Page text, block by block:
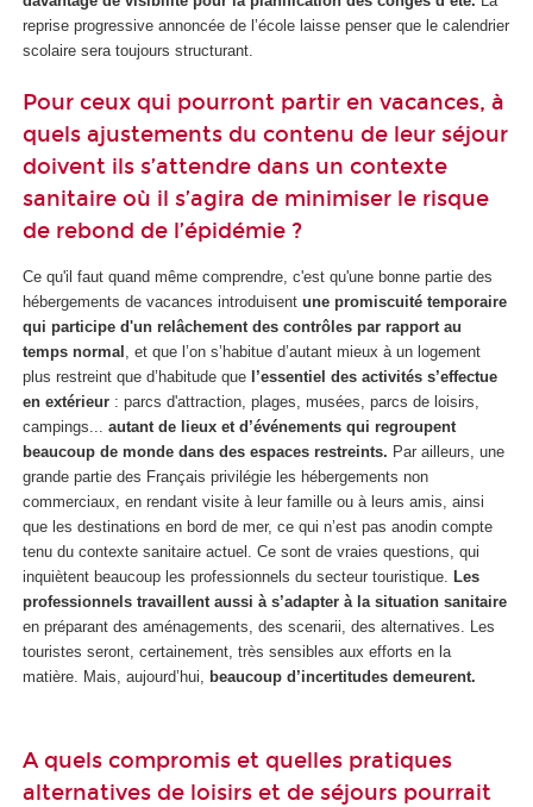
reprise progressive annoncée de l’école laisse penser que le calendrier
scolaire sera toujours structurant.
Pour ceux qui pourront partir en vacances, à
quels ajustements du contenu de leur séjour
doivent ils s’attendre dans un contexte
sanitaire où il s’agira de minimiser le risque
de rebond de l’épidémie ?
Ce qu'il faut quand même comprendre, c'est qu'une bonne partie des
hébergements de vacances introduisent une promiscuité temporaire
qui participe d'un relâchement des contrôles par rapport au
temps normal , et que l’on s’habitue d’autant mieux à un logement
plus restreint que d’habitude que l’essentiel des activités s’effectue
en extérieur : parcs d'attraction, plages, musées, parcs de loisirs,
campings... autant de lieux et d’événements qui regroupent
beaucoup de monde dans des espaces restreints. Par ailleurs, une
grande partie des Français privilégie les hébergements non
commerciaux, en rendant visite à leur famille ou à leurs amis, ainsi
que les destinations en bord de mer, ce qui n’est pas anodin compte
tenu du contexte sanitaire actuel. Ce sont de vraies questions, qui
inquiètent beaucoup les professionnels du secteur touristique. Les
professionnels travaillent aussi à s’adapter à la situation sanitaire
en préparant des aménagements, des scenarii, des alternatives. Les
touristes seront, certainement, très sensibles aux efforts en la
matière. Mais, aujourd’hui, beaucoup d’incertitudes demeurent.
A quels compromis et quelles pratiques
alternatives de loisirs et de séjours pourrait